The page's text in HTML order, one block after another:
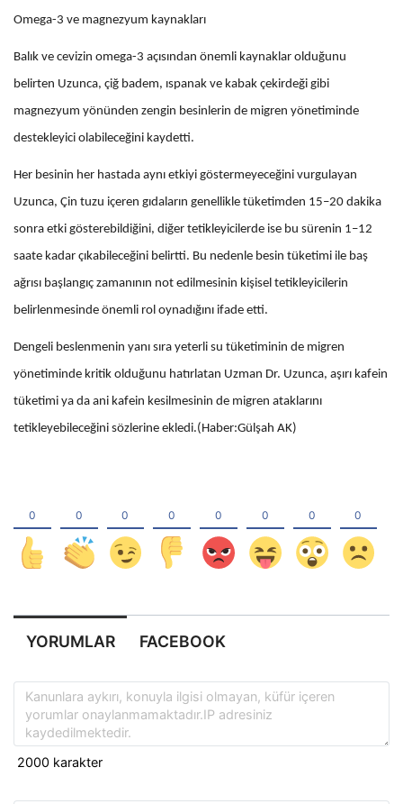
Omega-3 ve magnezyum kaynakları
Balık ve cevizin omega-3 açısından önemli kaynaklar olduğunu
belirten Uzunca, çiğ badem, ıspanak ve kabak çekirdeği gibi
magnezyum yönünden zengin besinlerin de migren yönetiminde
destekleyici olabileceğini kaydetti.
Her besinin her hastada aynı etkiyi göstermeyeceğini vurgulayan
Uzunca, Çin tuzu içeren gıdaların genellikle tüketimden 15–20 dakika
sonra etki gösterebildiğini, diğer tetikleyicilerde ise bu sürenin 1–12
saate kadar çıkabileceğini belirtti. Bu nedenle besin tüketimi ile baş
ağrısı başlangıç zamanının not edilmesinin kişisel tetikleyicilerin
belirlenmesinde önemli rol oynadığını ifade etti.
Dengeli beslenmenin yanı sıra yeterli su tüketiminin de migren
yönetiminde kritik olduğunu hatırlatan Uzman Dr. Uzunca, aşırı kafein
tüketimi ya da ani kafein kesilmesinin de migren ataklarını
tetikleyebileceğini sözlerine ekledi.(Haber:Gülşah AK)
YORUMLAR FACEBOOK